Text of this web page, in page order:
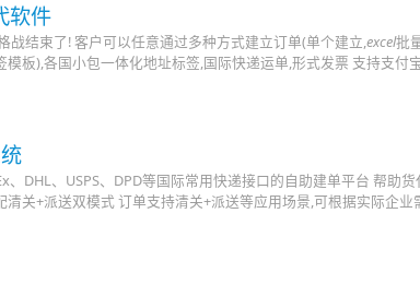
软件
战结束了! 客户可以任意通过多种方式建立订单(单个建立,excel批
板),各国小包一体化地址标签,国际快递运单,形式发票 支持支付
DHL、USPS、DPD等国际常用快递接口的自助建单平台 帮助货
清关+派送双模式 订单支持清关+派送等应用场景,可根据实际企业